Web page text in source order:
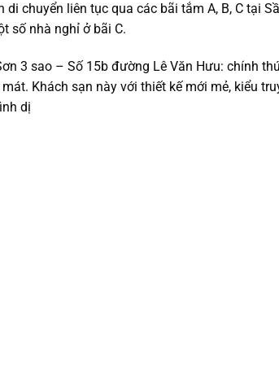
di chuyển liên tục qua các bãi tắm A, B, C tại
số nhà nghỉ ở bãi C.
3 sao – Số 15b đường Lê Văn Hưu: chính
Khách sạn này với thiết kế mới mẻ, kiểu
dị